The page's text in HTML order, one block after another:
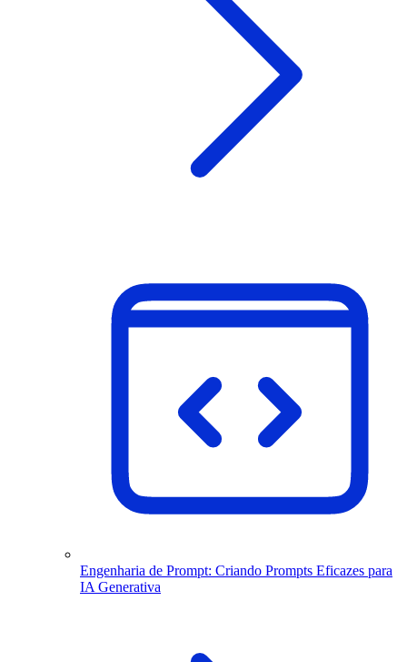
Engenharia de Prompt: Criando Prompts Eficazes para
IA Generativa